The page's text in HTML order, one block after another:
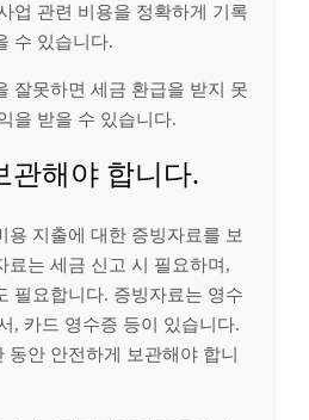
업 관련 비용을 정확하게 기록
수 있습니다.
잘못하면 세금 환급을 받지 못
을 받을 수 있습니다.
관해야 합니다.
용 지출에 대한 증빙자료를 보
료는 세금 신고 시 필요하며,
필요합니다. 증빙자료는 영수
, 카드 영수증 등이 있습니다.
동안 안전하게 보관해야 합니